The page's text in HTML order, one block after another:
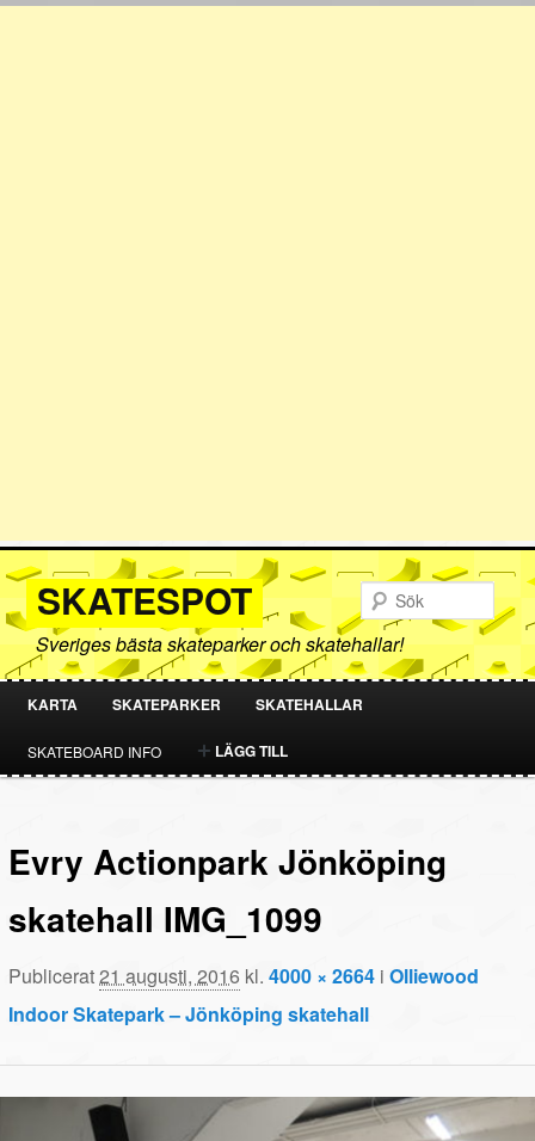
SKATESPOT
Sveriges bästa skateparker och skatehallar!
HOPPA
TILL
INNEHÅLL
HOPPA
TILL
INNEHÅLL
KARTA SKATEPARKER SKATEHALLAR
SKATEBOARD INFO LÄGG TILL
Evry Actionpark Jönköping
skatehall IMG_1099
Publicerat21 augusti, 2016 kl.4000 × 2664 iOlliewood
Indoor Skatepark – Jönköping skatehall